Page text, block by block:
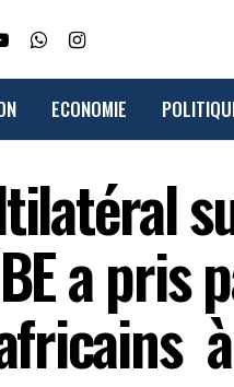
ECONOMIE
a pris